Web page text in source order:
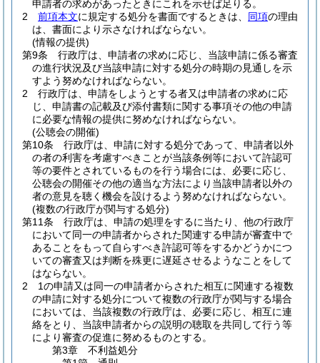
申請者の求めがあったときにこれを示せば足りる。
2
前項本文に規定する処分を書面でするときは、 同項の理由
は、書面により示さなければならない。
(情報の提供)
第9条
行政庁は、申請者の求めに応じ、当該申請に係る審査
の進行状況及び当該申請に対する処分の時期の見通しを示
すよう努めなければならない。
2
行政庁は、申請をしようとする者又は申請者の求めに応
じ、申請書の記載及び添付書類に関する事項その他の申請
に必要な情報の提供に努めなければならない。
(公聴会の開催)
第10条
行政庁は、申請に対する処分であって、申請者以外
の者の利害を考慮すべきことが当該条例等において許認可
等の要件とされているものを行う場合には、必要に応じ、
公聴会の開催その他の適当な方法により当該申請者以外の
者の意見を聴く機会を設けるよう努めなければならない。
(複数の行政庁が関与する処分)
第11条
行政庁は、申請の処理をするに当たり、他の行政庁
において同一の申請者からされた関連する申請が審査中で
あることをもって自らすべき許認可等をするかどうかにつ
いての審査又は判断を殊更に遅延させるようなことをして
はならない。
2
1の申請又は同一の申請者からされた相互に関連する複数
の申請に対する処分について複数の行政庁が関与する場合
においては、当該複数の行政庁は、必要に応じ、相互に連
絡をとり、当該申請者からの説明の聴取を共同して行う等
により審査の促進に努めるものとする。
第3章
不利益処分